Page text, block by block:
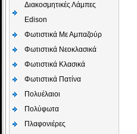
Διακοσμητικές Λάμπες
Edison
Φωτιστικά Με Αμπαζούρ
Φωτιστικά Νεοκλασικά
Φωτιστικά Κλασικά
Φωτιστικά Πατίνα
Πολυέλαιοι
Πολύφωτα
Πλαφονιέρες